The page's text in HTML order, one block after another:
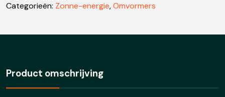
omvormer
aantal
Categorieën: Zonne-energie,Omvormers
Product omschrijving